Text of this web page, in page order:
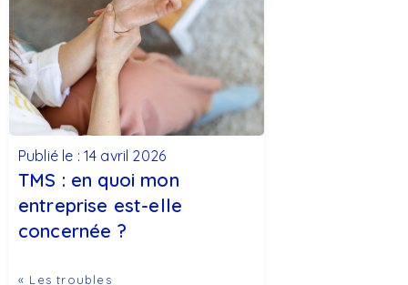
Publié le : 14 avril 2026
TMS : en quoi mon
entreprise est-elle
concernée ?
« Les troubles